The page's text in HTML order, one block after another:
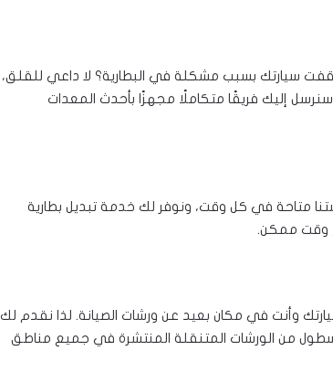
سيارتك بسبب مشكلة في البطارية؟ لا داعي للقلق،
إليك فريقًا متكاملًا مجهزًا بأحدث المعدات
متاحة في كل وقت، ونوفر لك خدمة تبديل بطارية
وقت ممكن.
وأنت في مكان بعيد عن ورشات الصيانة. لذا نقدم لك
من الورشات المتنقلة المنتشرة في جميع مناطق